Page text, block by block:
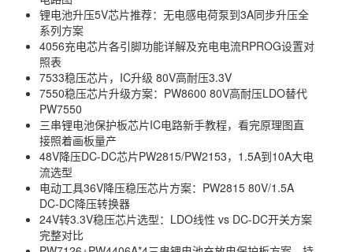
锂电池升压5V芯片推荐：无电感电荷泵到3A同步升压全
系列方案
4056充电芯片各引脚功能详解及充电电流RPROG设置对
照表
7533稳压芯片，IC升级 80V高耐压3.3V
7550稳压芯片升级方案：PW8600 80V高耐压LDO替代
PW7550
三串锂电池保护板芯片IC电路新手教程，看完原理图直
接照着画板量产
48V降压DC-DC芯片PW2815/PW2153，1.5A到10A大电
流选型
电动工具36V降压稳压芯片方案：PW2815 80V/1.5A
DC-DC降压转换器
24V转3.3V稳压芯片选型：LDO线性 vs DC-DC开关方案
完整对比